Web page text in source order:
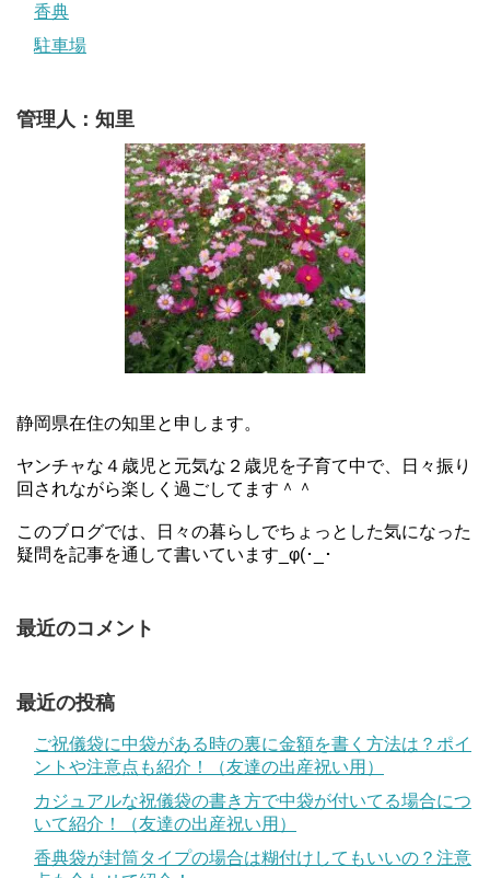
香典
駐車場
管理人：知里
静岡県在住の知里と申します。
ヤンチャな４歳児と元気な２歳児を子育て中で、日々振り
回されながら楽しく過ごしてます＾＾
このブログでは、日々の暮らしでちょっとした気になった
疑問を記事を通して書いています_φ(･_･
最近のコメント
最近の投稿
ご祝儀袋に中袋がある時の裏に金額を書く方法は？ポイ
ントや注意点も紹介！（友達の出産祝い用）
カジュアルな祝儀袋の書き方で中袋が付いてる場合につ
いて紹介！（友達の出産祝い用）
香典袋が封筒タイプの場合は糊付けしてもいいの？注意